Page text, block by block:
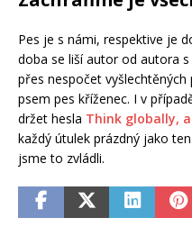
Pes je s námi, respektive je
doba se liší autor od autora
přes nespočet
psem pes kříženec. I v
držet hesla Think globally,
každý útulek prázdný jako ten
jsme to zvládli.